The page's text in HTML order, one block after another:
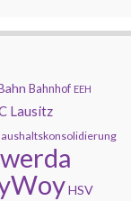
Bahnhof EEH
Lausitz
HSV